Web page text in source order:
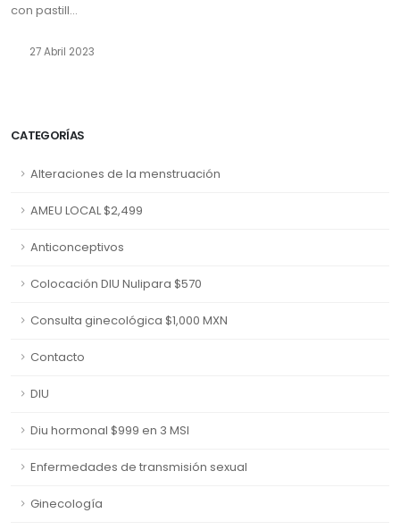
CATEGORÍAS
Alteraciones de la menstruación
AMEU LOCAL $2,499
Anticonceptivos
Colocación DIU Nulipara $570
Consulta ginecológica $1,000 MXN
Contacto
DIU
Diu hormonal $999 en 3 MSI
Enfermedades de transmisión sexual
Ginecología
con pastill...
27 Abril 2023